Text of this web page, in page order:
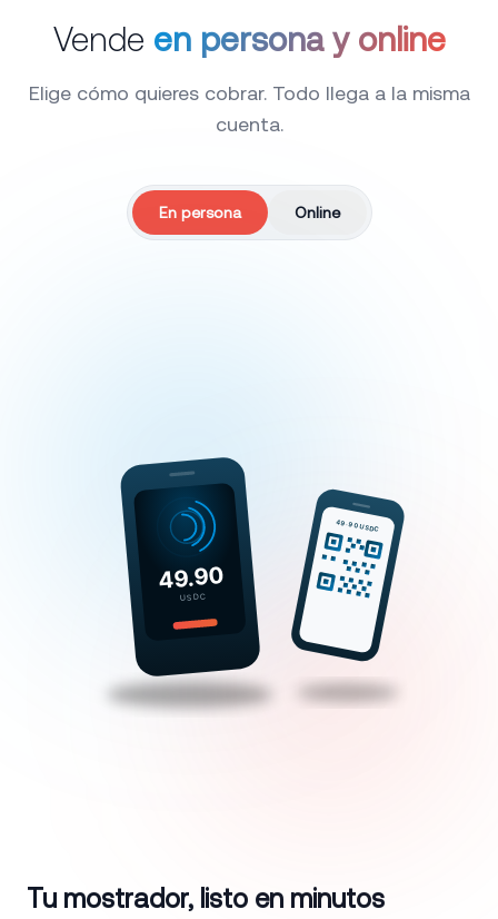
Vende en persona y online
Elige cómo quieres cobrar. Todo llega a la misma
cuenta.
En persona Online
Tu mostrador, listo en minutos